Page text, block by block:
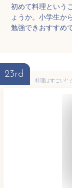
初めて料理という
ょうか。小学生か
勉強できおすすめで
23rd